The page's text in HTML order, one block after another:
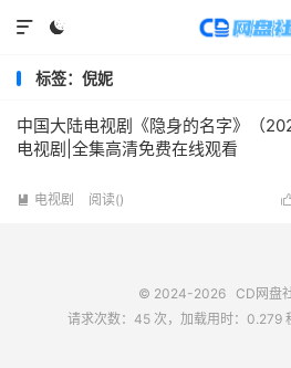


标签：倪妮
中国大陆电视剧《隐身的名字》（
电视剧|全集高清免费在线观看
 电视剧 阅读()
© 2024-2026 CD网盘
请求次数：45 次，加载用时：0.279